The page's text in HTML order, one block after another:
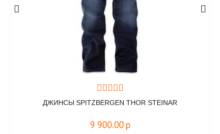
ДЖИНСЫ SPITZBERGEN THOR STEINAR
9 900.00 р